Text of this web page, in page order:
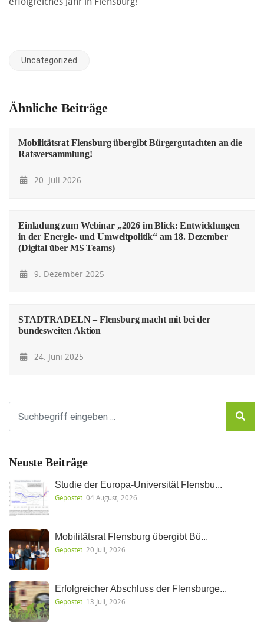
Uncategorized
Ähnliche Beiträge
Mobilitätsrat Flensburg übergibt Bürgergutachten an die
Ratsversammlung!
20. Juli 2026
Einladung zum Webinar „2026 im Blick: Entwicklungen
in der Energie- und Umweltpolitik“ am 18. Dezember
(Digital über MS Teams)
9. Dezember 2025
STADTRADELN – Flensburg macht mit bei der
bundesweiten Aktion
24. Juni 2025
Neuste Beiträge
Studie der Europa-Universität Flensbu...
Gepostet:04 August, 2026
Mobilitätsrat Flensburg übergibt Bü...
Gepostet: 20 Juli, 2026
Erfolgreicher Abschluss der Flensburge...
Gepostet: 13 Juli, 2026